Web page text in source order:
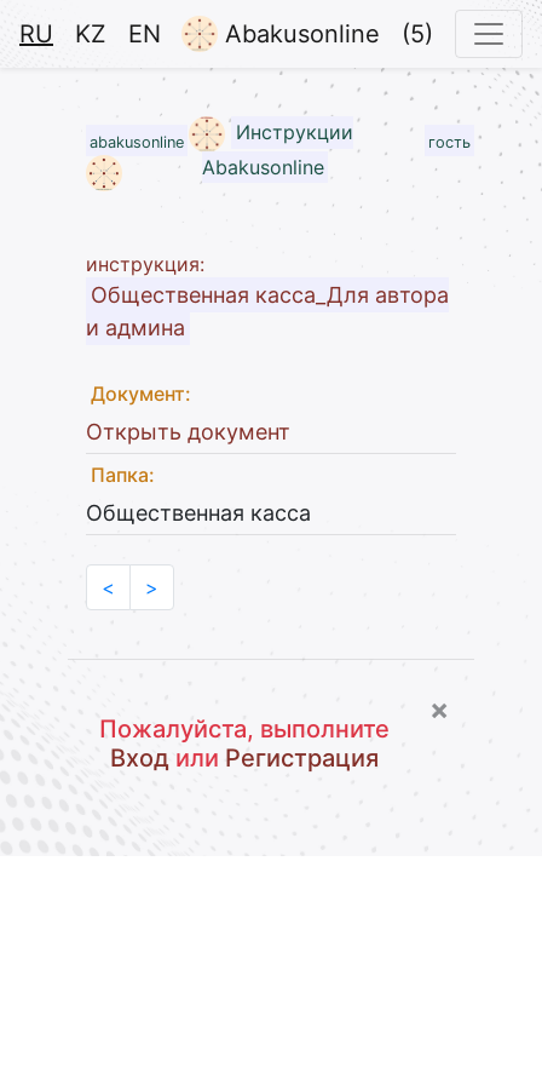
RU KZ EN Abakusonline (5)
abakusonline
Инструкции
Abakusonline
гость
инструкция:
Общественная касса_Для автора
и админа
Документ:
Открыть документ
Папка:
Общественная касса
< >
Пожалуйста, выполните
Вход или Регистрация
×